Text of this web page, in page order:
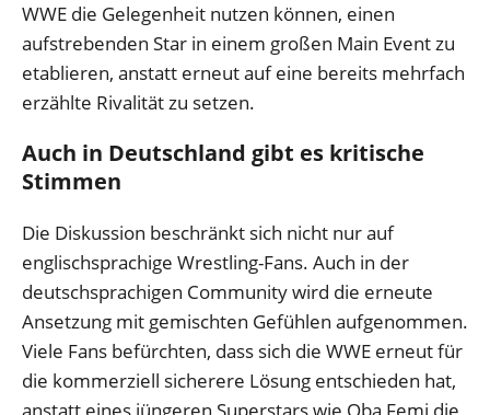
WWE die Gelegenheit nutzen können, einen
aufstrebenden Star in einem großen Main Event zu
etablieren, anstatt erneut auf eine bereits mehrfach
erzählte Rivalität zu setzen.
Auch in Deutschland gibt es kritische
Stimmen
Die Diskussion beschränkt sich nicht nur auf
englischsprachige Wrestling-Fans. Auch in der
deutschsprachigen Community wird die erneute
Ansetzung mit gemischten Gefühlen aufgenommen.
Viele Fans befürchten, dass sich die WWE erneut für
die kommerziell sicherere Lösung entschieden hat,